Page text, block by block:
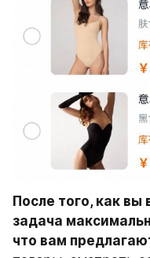
После того, как
задача
что вам